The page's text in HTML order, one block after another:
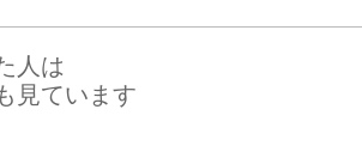
人は
見ています